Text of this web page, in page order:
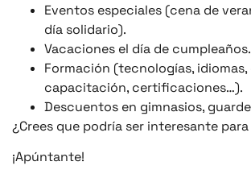
Eventos especiales (cena de
día solidario).
Vacaciones el día de cumpleaños.
Formación (tecnologías,
capacitación, certificaciones…).
Descuentos en gimnasios,
¿Crees que podría ser interesante
¡Apúntante!